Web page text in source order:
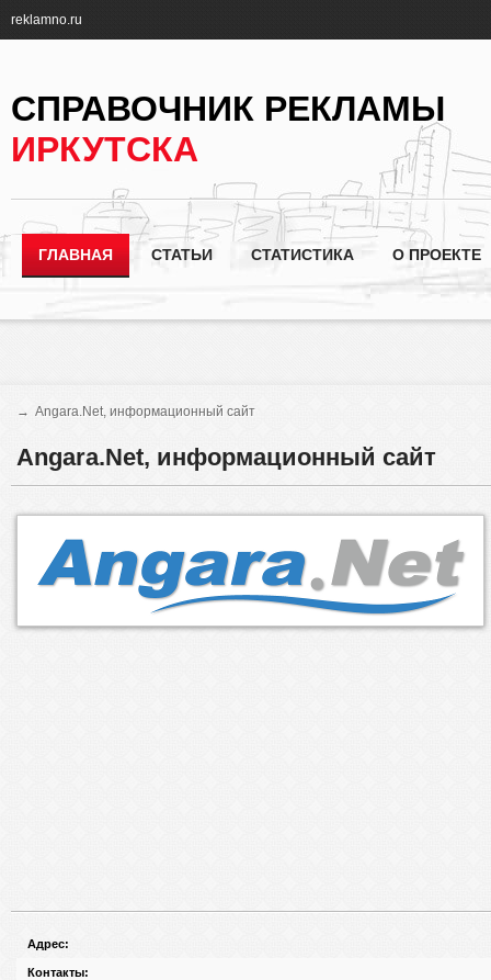
reklamno.ru
СПРАВОЧНИК РЕКЛАМЫ
ИРКУТСКА
ГЛАВНАЯ СТАТЬИ СТАТИСТИКА О ПРОЕКТЕ
→ Angara.Net, информационный сайт
Angara.Net, информационный сайт
Адрес:
Контакты: